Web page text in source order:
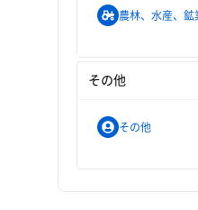
農林、水産、鉱
その他
その他